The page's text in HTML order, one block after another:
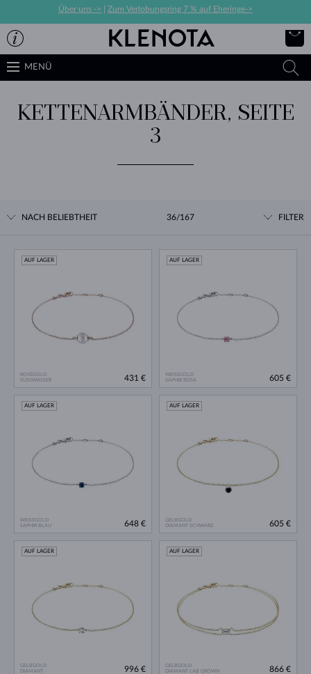
Über uns -> Zum Verlobungsring 7 % auf Eheringe->
MENÜ
KETTENARMBÄNDER, SEITE
3
NACH BELIEBTHEIT 36/167 FILTER
ROSÉGOLD
SÜSSWASSER
AUF LAGER
431 €
WEISSGOLD
SAPHIR ROSA
AUF LAGER
605 €
WEISSGOLD
SAPHIR BLAU
AUF LAGER
648 €
GELBGOLD
DIAMANT SCHWARZ
AUF LAGER
605 €
GELBGOLD
DIAMANT
AUF LAGER
996 €
GELBGOLD
DIAMANT LAB GROWN
AUF LAGER
866 €